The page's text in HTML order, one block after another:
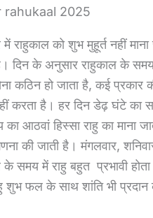
rahukaal 2025
को शुभ मुहूर्त नहीं
दिन के अनुसार राहुकाल के
कठिन हो जाता है, कई प्रकार
करता है। हर दिन डेढ़ घंटे का
हिस्सा राहु का माना
की जाती है। मंगलवार,
समय में राहु बहुत प्रभावी
शुभ फल के साथ शांति भी प्रदान